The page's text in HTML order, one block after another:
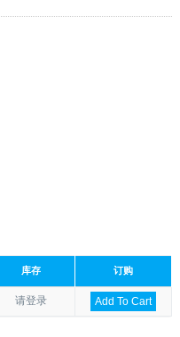
库存 订购
请登录 Add To Cart